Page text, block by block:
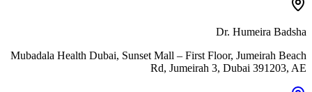
Dr. Humeira Badsha
Mubadala Health Dubai, Sunset Mall – First Floor, Jumeirah Beach
Rd, Jumeirah 3, Dubai 391203, AE